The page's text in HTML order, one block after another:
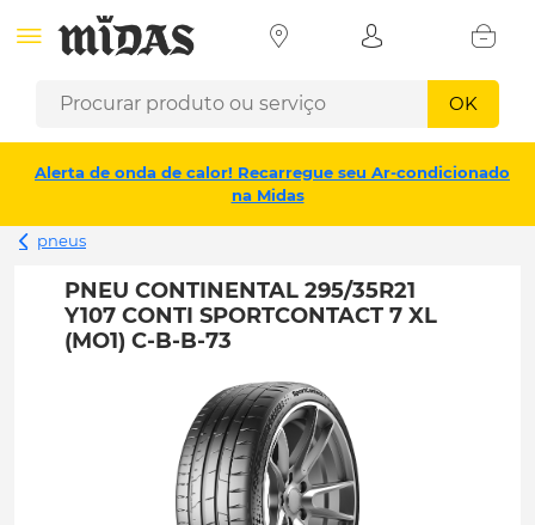
OK
Alerta de onda de calor! Recarregue seu Ar-condicionado
na Midas
pneus
PNEU CONTINENTAL 295/35R21
Y107 CONTI SPORTCONTACT 7 XL
(MO1) C-B-B-73